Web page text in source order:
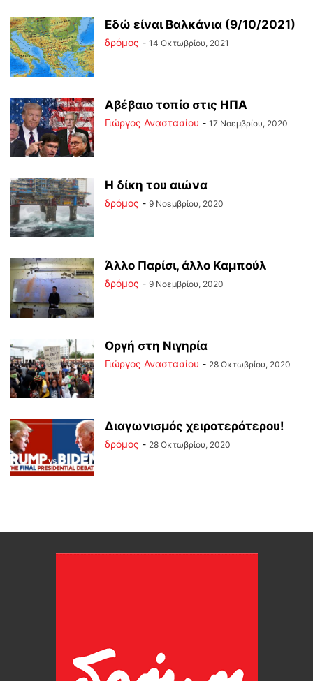
Εδώ είναι Βαλκάνια (9/10/2021)
δρόμος - 14 Οκτωβρίου, 2021
Αβέβαιο τοπίο στις ΗΠΑ
Γιώργος Αναστασίου - 17 Νοεμβρίου, 2020
Η δίκη του αιώνα
δρόμος - 9 Νοεμβρίου, 2020
Άλλο Παρίσι, άλλο Καμπούλ
δρόμος - 9 Νοεμβρίου, 2020
Οργή στη Νιγηρία
Γιώργος Αναστασίου - 28 Οκτωβρίου, 2020
Διαγωνισμός χειροτερότερου!
δρόμος - 28 Οκτωβρίου, 2020